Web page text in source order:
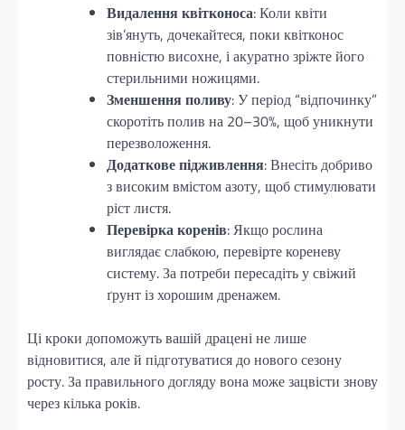
Видалення квітконоса: Коли квіти
зів’януть, дочекайтеся, поки квітконос
повністю висохне, і акуратно зріжте його
стерильними ножицями.
Зменшення поливу: У період “відпочинку”
скоротіть полив на 20–30%, щоб уникнути
перезволоження.
Додаткове підживлення: Внесіть добриво
з високим вмістом азоту, щоб стимулювати
ріст листя.
Перевірка коренів: Якщо рослина
виглядає слабкою, перевірте кореневу
систему. За потреби пересадіть у свіжий
ґрунт із хорошим дренажем.
Ці кроки допоможуть вашій драцені не лише
відновитися, але й підготуватися до нового сезону
росту. За правильного догляду вона може зацвісти знову
через кілька років.